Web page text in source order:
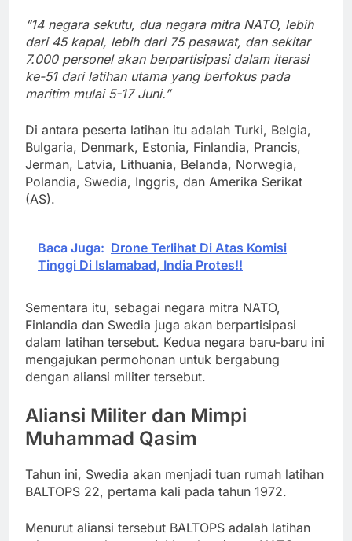
“14 negara sekutu, dua negara mitra NATO, lebih
dari 45 kapal, lebih dari 75 pesawat, dan sekitar
7.000 personel akan berpartisipasi dalam iterasi
ke-51 dari latihan utama yang berfokus pada
maritim mulai 5-17 Juni.”
Di antara peserta latihan itu adalah Turki, Belgia,
Bulgaria, Denmark, Estonia, Finlandia, Prancis,
Jerman, Latvia, Lithuania, Belanda, Norwegia,
Polandia, Swedia, Inggris, dan Amerika Serikat
(AS).
Baca Juga: Drone Terlihat Di Atas Komisi
Tinggi Di Islamabad, India Protes!!
Sementara itu, sebagai negara mitra NATO,
Finlandia dan Swedia juga akan berpartisipasi
dalam latihan tersebut. Kedua negara baru-baru ini
mengajukan permohonan untuk bergabung
dengan aliansi militer tersebut.
Aliansi Militer dan Mimpi
Muhammad Qasim
Tahun ini, Swedia akan menjadi tuan rumah latihan
BALTOPS 22, pertama kali pada tahun 1972.
Menurut aliansi tersebut BALTOPS adalah latihan